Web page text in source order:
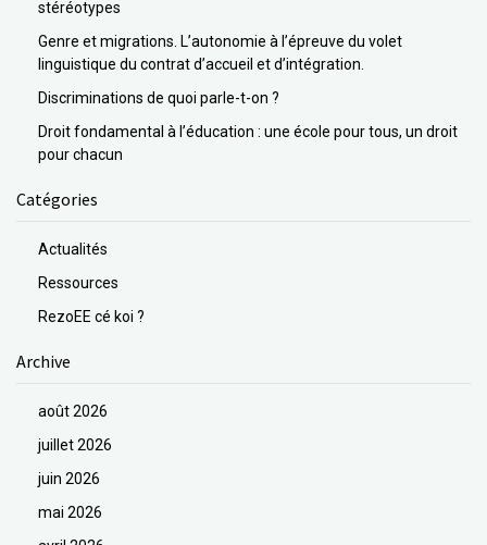
stéréotypes
Genre et migrations. L’autonomie à l’épreuve du volet
linguistique du contrat d’accueil et d’intégration.
Discriminations de quoi parle-t-on ?
Droit fondamental à l’éducation : une école pour tous, un droit
pour chacun
Catégories
Actualités
Ressources
RezoEE cé koi ?
Archive
août 2026
juillet 2026
juin 2026
mai 2026